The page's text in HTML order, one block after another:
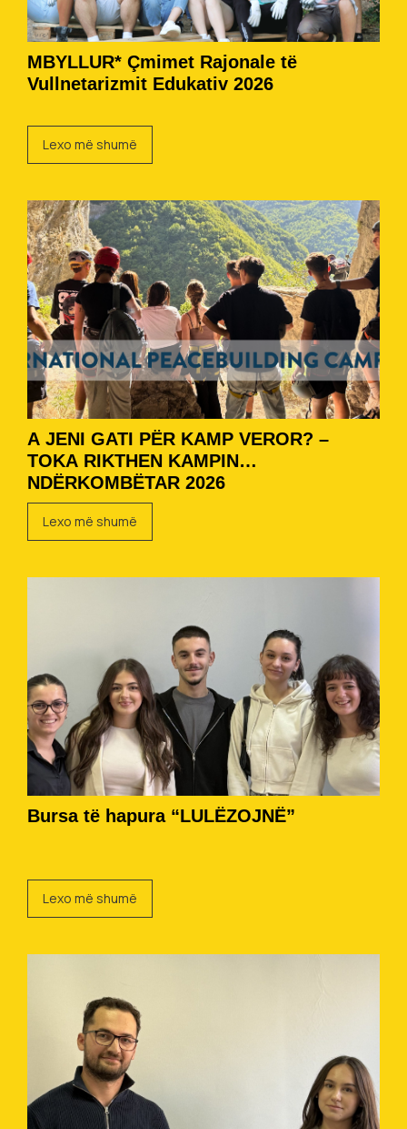
MBYLLUR* Çmimet Rajonale të
Vullnetarizmit Edukativ 2026
Lexo më shumë
A JENI GATI PËR KAMP VEROR? –
TOKA RIKTHEN KAMPIN
NDËRKOMBËTAR 2026
Lexo më shumë
Bursa të hapura “LULËZOJNË”
Lexo më shumë